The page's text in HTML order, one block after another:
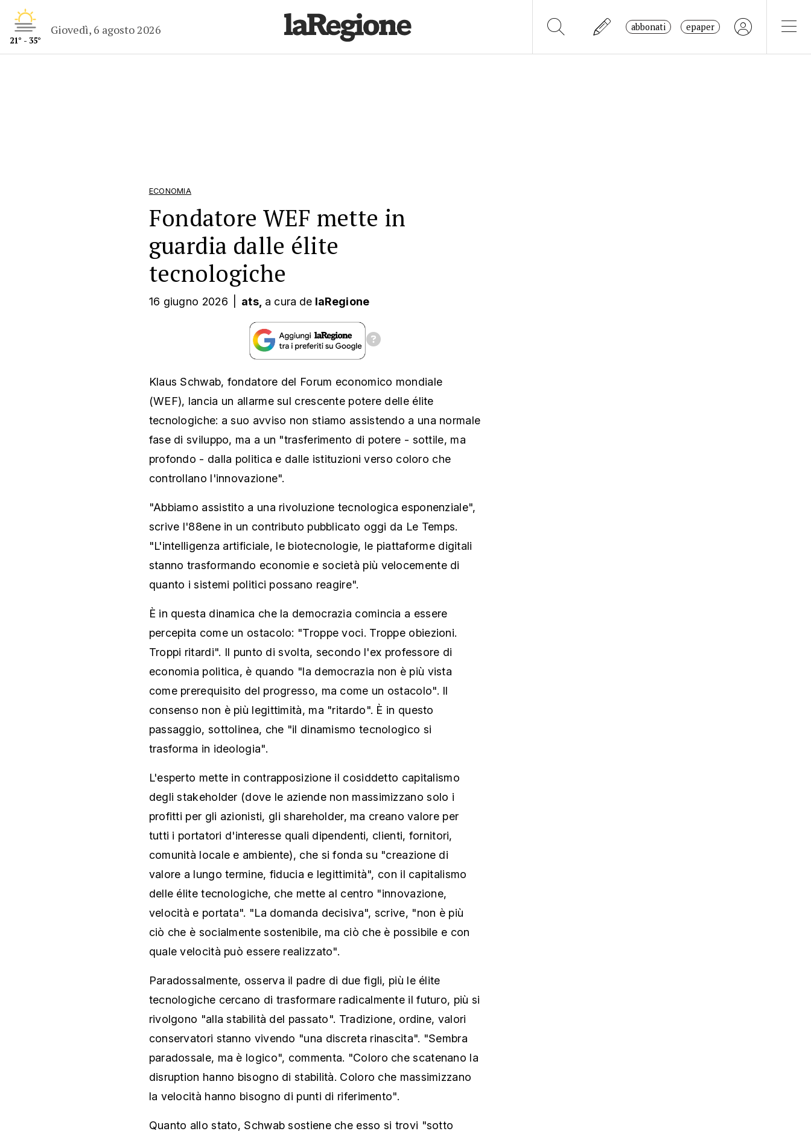
21° - 35°
Giovedì, 6 agosto 2026 abbonati epaper
ECONOMIA
Fondatore WEF mette in
guardia dalle élite
tecnologiche
16 giugno 2026 | ats, a cura de laRegione
Klaus Schwab, fondatore del Forum economico mondiale
(WEF), lancia un allarme sul crescente potere delle élite
tecnologiche: a suo avviso non stiamo assistendo a una normale
fase di sviluppo, ma a un "trasferimento di potere - sottile, ma
profondo - dalla politica e dalle istituzioni verso coloro che
controllano l'innovazione".
"Abbiamo assistito a una rivoluzione tecnologica esponenziale",
scrive l'88ene in un contributo pubblicato oggi da Le Temps.
"L'intelligenza artificiale, le biotecnologie, le piattaforme digitali
stanno trasformando economie e società più velocemente di
quanto i sistemi politici possano reagire".
È in questa dinamica che la democrazia comincia a essere
percepita come un ostacolo: "Troppe voci. Troppe obiezioni.
Troppi ritardi". Il punto di svolta, secondo l'ex professore di
economia politica, è quando "la democrazia non è più vista
come prerequisito del progresso, ma come un ostacolo". Il
consenso non è più legittimità, ma "ritardo". È in questo
passaggio, sottolinea, che "il dinamismo tecnologico si
trasforma in ideologia".
L'esperto mette in contrapposizione il cosiddetto capitalismo
degli stakeholder (dove le aziende non massimizzano solo i
profitti per gli azionisti, gli shareholder, ma creano valore per
tutti i portatori d'interesse quali dipendenti, clienti, fornitori,
comunità locale e ambiente), che si fonda su "creazione di
valore a lungo termine, fiducia e legittimità", con il capitalismo
delle élite tecnologiche, che mette al centro "innovazione,
velocità e portata". "La domanda decisiva", scrive, "non è più
ciò che è socialmente sostenibile, ma ciò che è possibile e con
quale velocità può essere realizzato".
Paradossalmente, osserva il padre di due figli, più le élite
tecnologiche cercano di trasformare radicalmente il futuro, più si
rivolgono "alla stabilità del passato". Tradizione, ordine, valori
conservatori stanno vivendo "una discreta rinascita". "Sembra
paradossale, ma è logico", commenta. "Coloro che scatenano la
disruption hanno bisogno di stabilità. Coloro che massimizzano
la velocità hanno bisogno di punti di riferimento".
Quanto allo stato, Schwab sostiene che esso si trovi "sotto